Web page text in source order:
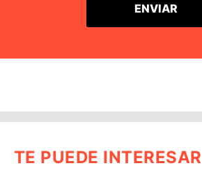
TE PUEDE INTERESAR